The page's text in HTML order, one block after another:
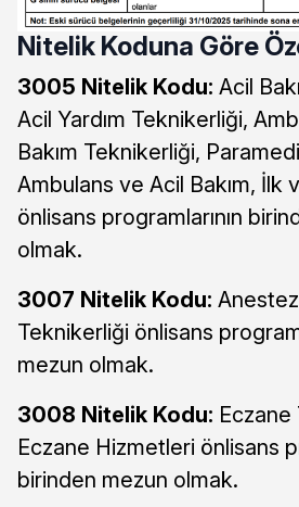
Nitelik Koduna Göre
3005 Nitelik Kodu: Acil
Acil Yardım Teknikerliği,
Bakım Teknikerliği,
Ambulans ve Acil Bakım, İlk
önlisans programlarının
olmak.
3007 Nitelik Kodu:
Teknikerliği önlisans
mezun olmak.
3008 Nitelik Kodu: Eczane
Eczane Hizmetleri önlisans
birinden mezun olmak.